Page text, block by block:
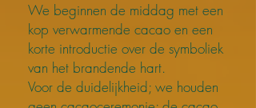
We beginnen de middag met een
kop verwarmende cacao en een
korte introductie over de symboliek
van het brandende hart.
Voor de duidelijkheid; we houden